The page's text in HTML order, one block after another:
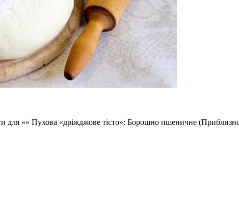
для «» Пухова «дріжджове тісто»: Борошно пшеничне